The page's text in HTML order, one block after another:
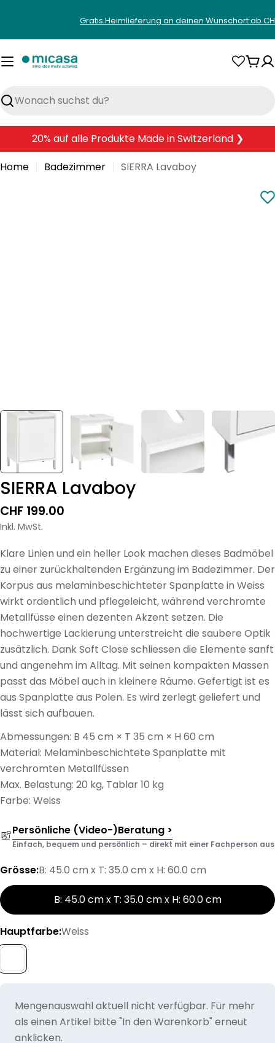
springen
Gratis Heimlieferung an deinen Wunschort ab
Suchen
20% auf alle Produkte Made in Switzerland ❯
Home
Badezimmer SIERRA Lavaboy
SIERRA Lavaboy
Regulärer
Preis
CHF 199.00
Inkl. MwSt.
Klare Linien und ein heller Look machen dieses Badmöbel
zu einer zurückhaltenden Ergänzung im Badezimmer. Der
Korpus aus melaminbeschichteter Spanplatte in Weiss
wirkt ordentlich und pflegeleicht, während verchromte
Metallfüsse einen dezenten Akzent setzen. Die
hochwertige Lackierung unterstreicht die saubere Optik
zusätzlich. Dank Soft Close schliessen die Elemente sanft
und angenehm im Alltag. Mit seinen kompakten Massen
passt das Möbel auch in kleinere Räume. Gefertigt ist es
aus Spanplatte aus Polen. Es wird zerlegt geliefert und
lässt sich aufbauen.
Abmessungen: B 45 cm × T 35 cm × H 60 cm
Material: Melaminbeschichtete Spanplatte mit
verchromten Metallfüssen
Max. Belastung: 20 kg, Tablar 10 kg
Farbe: Weiss
Persönliche (Video-)Beratung >
Einfach, bequem und persönlich – direkt mit einer Fachperson aus
Grösse:B: 45.0 cm x T: 35.0 cm x H: 60.0 cm
B: 45.0 cm x T: 35.0 cm x H: 60.0 cm
Hauptfarbe:Weiss
Mengenauswahl aktuell nicht verfügbar. Für mehr
als einen Artikel bitte "In den Warenkorb" erneut
anklicken.